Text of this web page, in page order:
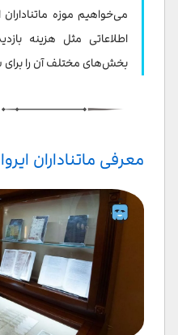
فعالیت‌های آموزشی و
هتل های نزدیک ماتناداران
رستوران های نزدیک
سخن پایانی
می‌خواهیم موزه
اطلاعاتی مثل هزینه
بخش‌های مختلف آن را
معرفی ماتناداران